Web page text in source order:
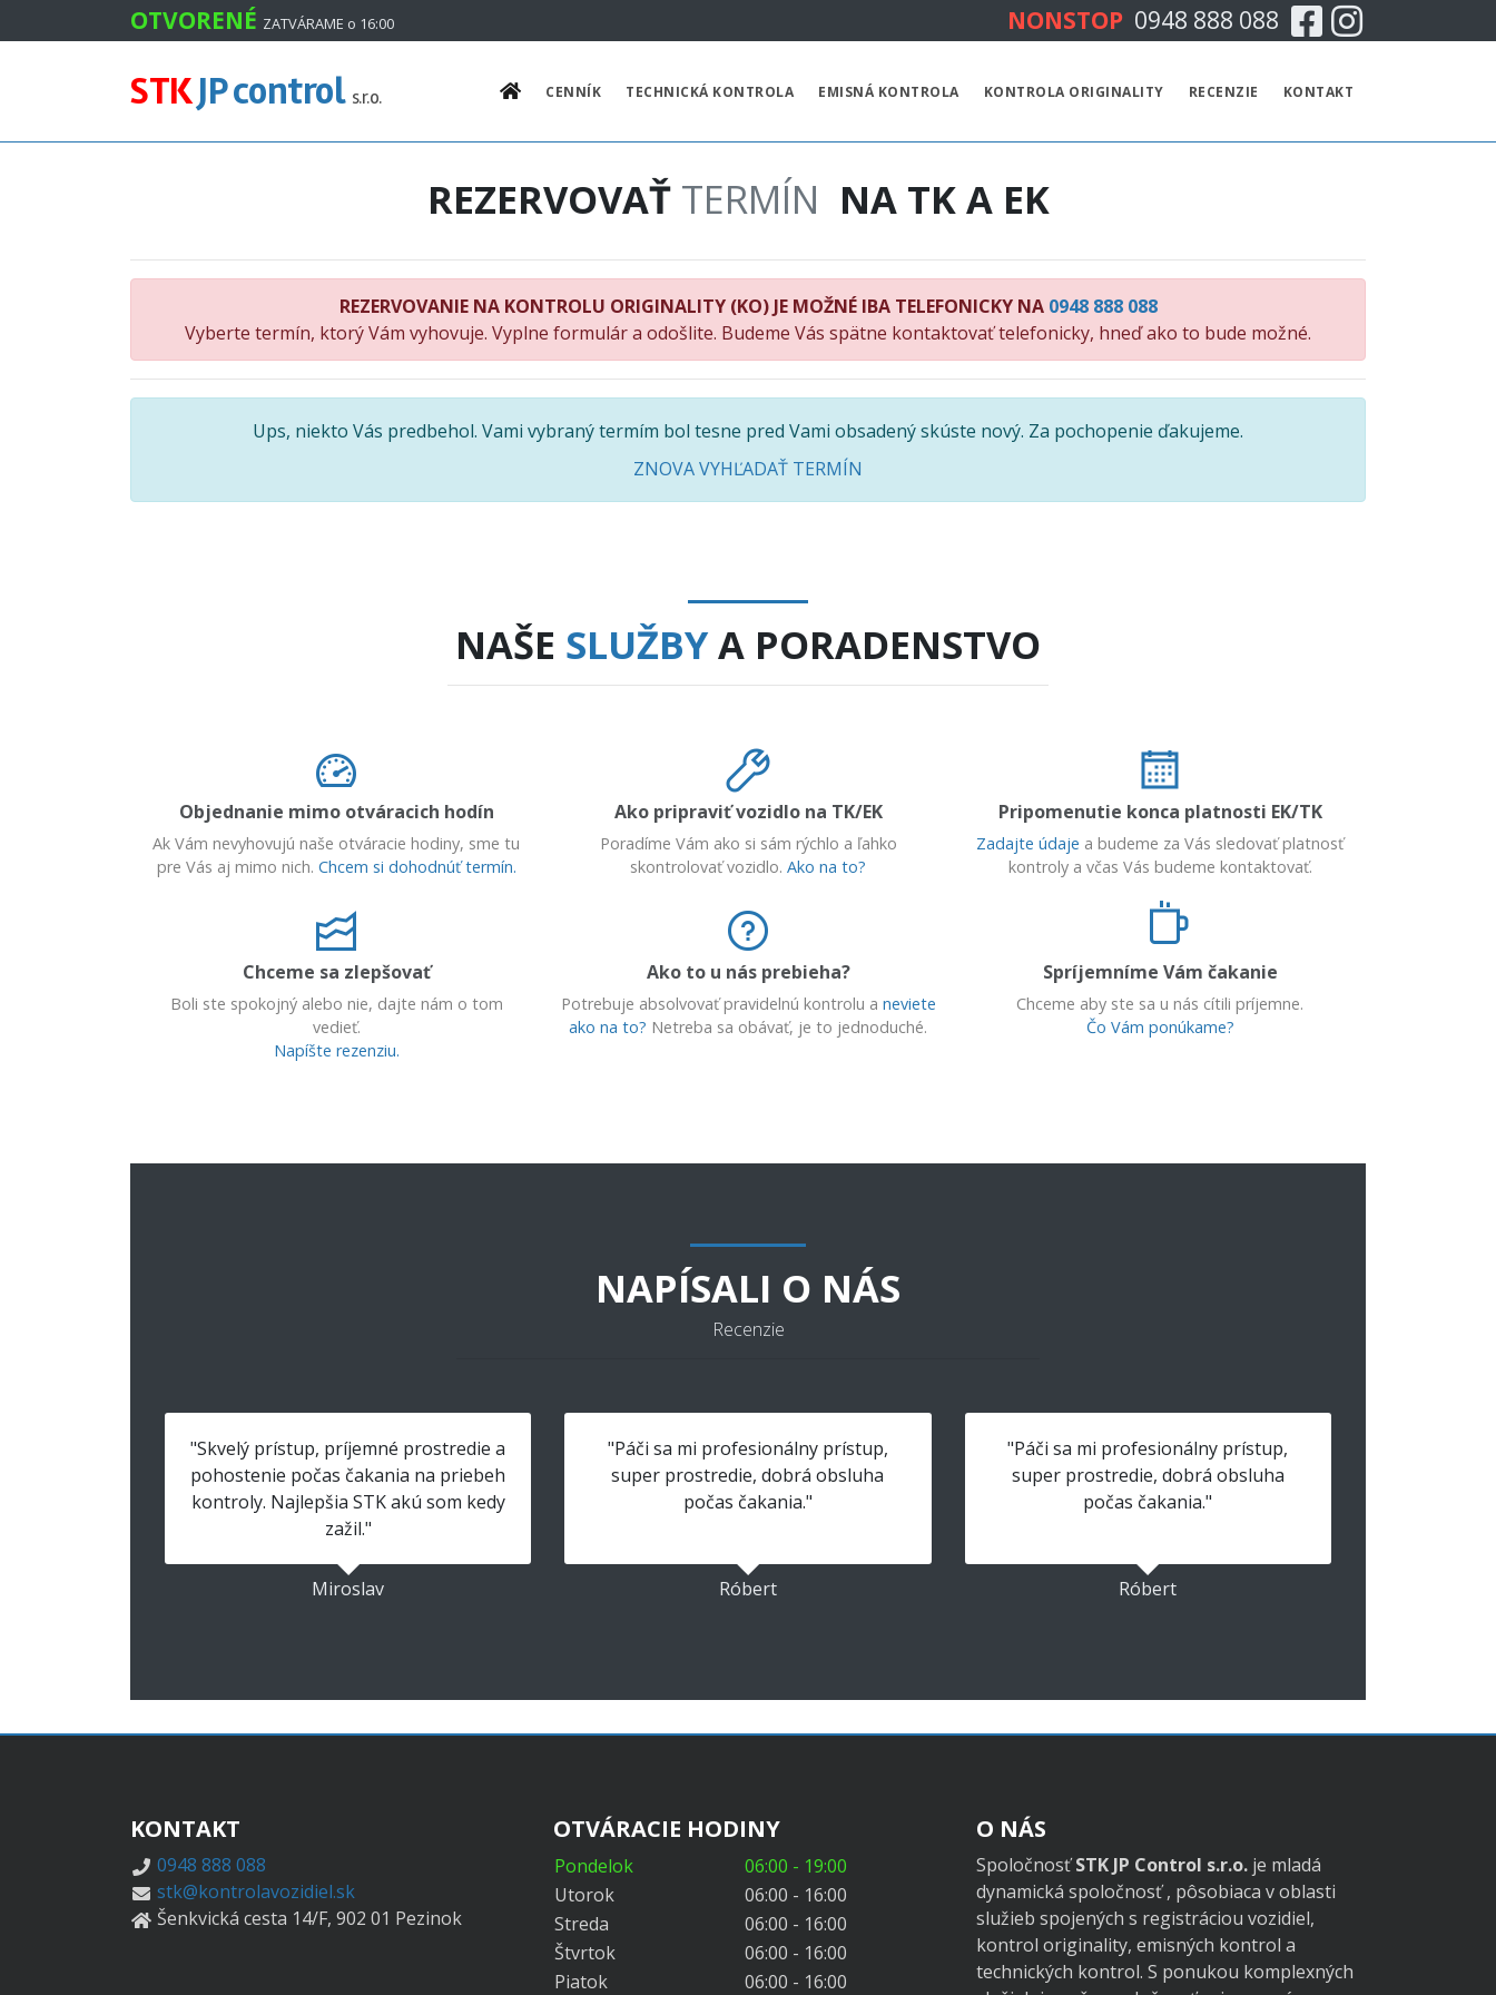
OTVORENÉ ZATVÁRAME o 16:00 NONSTOP 0948 888 088 FacebookInstagram
STKJP control s.r.o. CENNÍK TECHNICKÁ KONTROLA EMISNÁ KONTROLA KONTROLA ORIGINALITY RECENZIE KONTAKT
REZERVOVAŤ TERMÍN NA TK A EK
REZERVOVANIE NA KONTROLU ORIGINALITY (KO) JE MOŽNÉ IBA TELEFONICKY NA 0948 888 088
Vyberte termín, ktorý Vám vyhovuje. Vyplne formulár a odošlite. Budeme Vás spätne kontaktovať telefonicky, hneď ako to bude možné.
Ups, niekto Vás predbehol. Vami vybraný termím bol tesne pred Vami obsadený skúste nový. Za pochopenie ďakujeme.
ZNOVA VYHĽADAŤ TERMÍN
NAŠE SLUŽBYA PORADENSTVO
Objednanie mimo otváracich hodín
Ak Vám nevyhovujú naše otváracie hodiny, sme tu
pre Vás aj mimo nich. Chcem si dohodnúť termín.
Ako pripraviť vozidlo na TK/EK
Poradíme Vám ako si sám rýchlo a ľahko
skontrolovať vozidlo. Ako na to?
Pripomenutie konca platnosti EK/TK
Zadajte údaje a budeme za Vás sledovať platnosť
kontroly a včas Vás budeme kontaktovať.
Chceme sa zlepšovať
Boli ste spokojný alebo nie, dajte nám o tom
vedieť.
Napíšte rezenziu.
Ako to u nás prebieha?
Potrebuje absolvovať pravidelnú kontrolu a neviete
ako na to? Netreba sa obávať, je to jednoduché.
Spríjemníme Vám čakanie
Chceme aby ste sa u nás cítili príjemne.
Čo Vám ponúkame?
NAPÍSALI O NÁS
Recenzie
"Skvelý prístup, príjemné prostredie a
pohostenie počas čakania na priebeh
kontroly. Najlepšia STK akú som kedy
zažil."
Miroslav
"Páči sa mi profesionálny prístup,
super prostredie, dobrá obsluha
počas čakania."
Róbert
"Páči sa mi profesionálny prístup,
super prostredie, dobrá obsluha
počas čakania."
Róbert
KONTAKT
0948 888 088
stk@kontrolavozidiel.sk
Šenkvická cesta 14/F, 902 01 Pezinok
OTVÁRACIE HODINY
Pondelok
06:00 - 19:00
Utorok
06:00 - 16:00
Streda
06:00 - 16:00
Štvrtok
06:00 - 16:00
Piatok
06:00 - 16:00
O NÁS
SpoločnosťSTK JP Control s.r.o. je mladá
dynamická spoločnosť , pôsobiaca v oblasti
služieb spojených s registráciou vozidiel,
kontrol originality, emisných kontrol a
technických kontrol. S ponukou komplexných
CENNÍK
TECHNICKÁ KONTROLA
KONTROLA ORIGINALITY